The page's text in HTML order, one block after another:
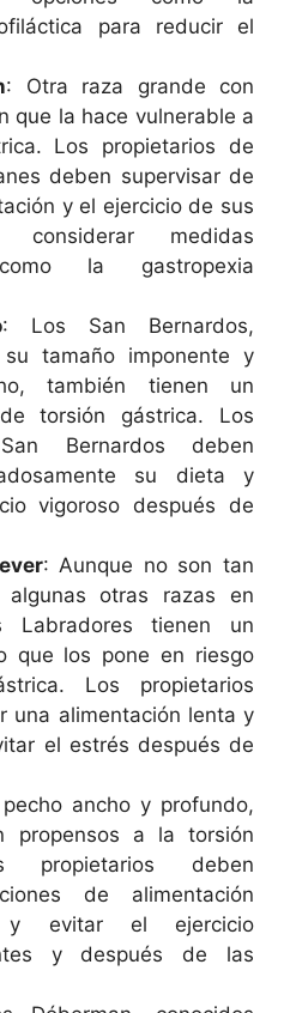
para reducir el
: Otra raza grande con
que la hace vulnerable a
Los propietarios de
deben supervisar de
y el ejercicio de sus
considerar medidas
la gastropexia
: Los San Bernardos,
tamaño imponente y
también tienen un
torsión gástrica. Los
Bernardos deben
su dieta y
vigoroso después de
: Aunque no son tan
algunas otras razas en
Labradores tienen un
que los pone en riesgo
Los propietarios
una alimentación lenta y
el estrés después de
ancho y profundo,
propensos a la torsión
propietarios deben
de alimentación
y evitar el ejercicio
y después de las